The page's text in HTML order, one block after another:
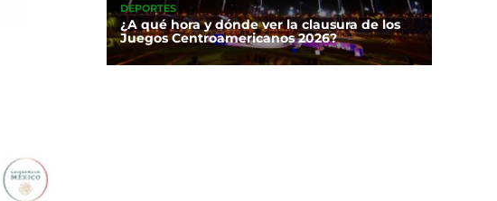
DEPORTES
¿A qué hora y dónde ver la clausura de los
Juegos Centroamericanos 2026?